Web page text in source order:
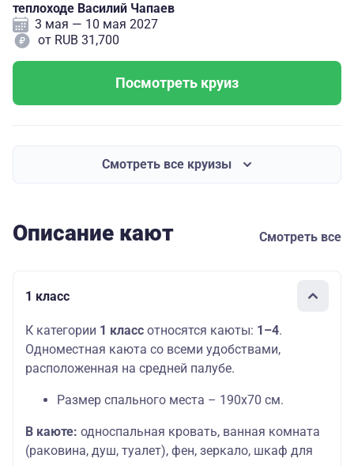
теплоходе Василий Чапаев
3 мая — 10 мая 2027
от RUB 31,700
Посмотреть круиз
Смотреть все круизы
Описание кают Смотреть все
1 класс
К категории 1 класс относятся каюты: 1–4.
Одноместная каюта со всеми удобствами,
расположенная на средней палубе.
Размер спального места – 190х70 см.
В каюте: односпальная кровать, ванная комната
(раковина, душ, туалет), фен, зеркало, шкаф для